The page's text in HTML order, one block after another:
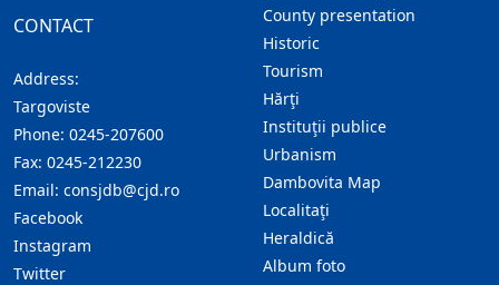
CONTACT
Address:
Targoviste
Phone: 0245-207600
Fax: 0245-212230
Email: consjdb@cjd.ro
Facebook
Instagram
Twitter
County presentation
Historic
Tourism
Hărţi
Instituţii publice
Urbanism
Dambovita Map
Localitaţi
Heraldică
Album foto